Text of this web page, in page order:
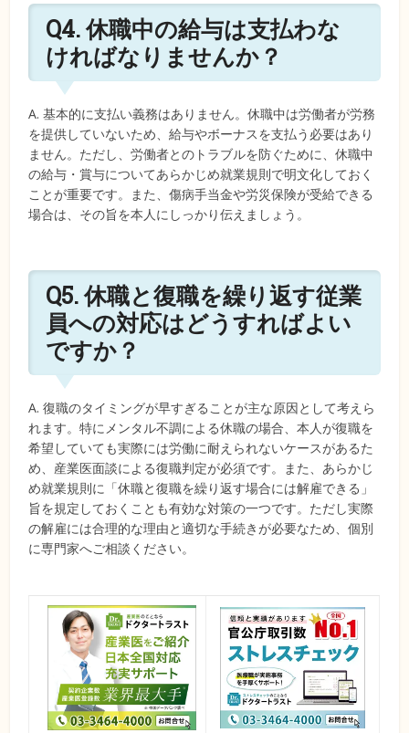
Q4. 休職中の給与は支払わな
ければなりませんか？
A. 基本的に支払い義務はありません。休職中は労働者が労務
を提供していないため、給与やボーナスを支払う必要はあり
ません。ただし、労働者とのトラブルを防ぐために、休職中
の給与・賞与についてあらかじめ就業規則で明文化しておく
ことが重要です。また、傷病手当金や労災保険が受給できる
場合は、その旨を本人にしっかり伝えましょう。
Q5. 休職と復職を繰り返す従業
員への対応はどうすればよい
ですか？
A. 復職のタイミングが早すぎることが主な原因として考えら
れます。特にメンタル不調による休職の場合、本人が復職を
希望していても実際には労働に耐えられないケースがあるた
め、産業医面談による復職判定が必須です。また、あらかじ
め就業規則に「休職と復職を繰り返す場合には解雇できる」
旨を規定しておくことも有効な対策の一つです。ただし実際
の解雇には合理的な理由と適切な手続きが必要なため、個別
に専門家へご相談ください。